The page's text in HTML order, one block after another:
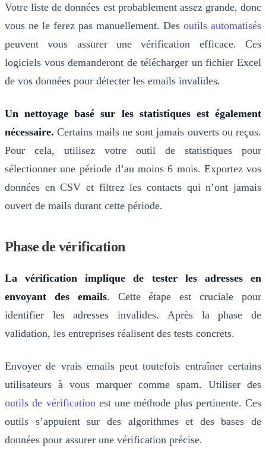
Votre liste de données est probablement assez grande, donc
vous ne le ferez pas manuellement. Des outils automatisés
peuvent vous assurer une vérification efficace. Ces
logiciels vous demanderont de télécharger un fichier Excel
de vos données pour détecter les emails invalides.
Un nettoyage basé sur les statistiques est également
nécessaire. Certains mails ne sont jamais ouverts ou reçus.
Pour cela, utilisez votre outil de statistiques pour
sélectionner une période d’au moins 6 mois. Exportez vos
données en CSV et filtrez les contacts qui n’ont jamais
ouvert de mails durant cette période.
Phase de vérification
La vérification implique de tester les adresses en
envoyant des emails. Cette étape est cruciale pour
identifier les adresses invalides. Après la phase de
validation, les entreprises réalisent des tests concrets.
Envoyer de vrais emails peut toutefois entraîner certains
utilisateurs à vous marquer comme spam. Utiliser des
outils de vérification est une méthode plus pertinente. Ces
outils s’appuient sur des algorithmes et des bases de
données pour assurer une vérification précise.